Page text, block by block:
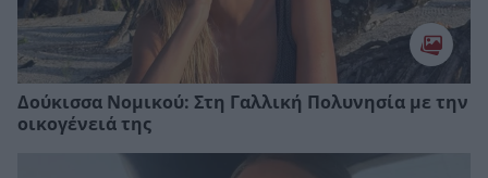
Δούκισσα Νομικού: Στη Γαλλική Πολυνησία με την
οικογένειά της